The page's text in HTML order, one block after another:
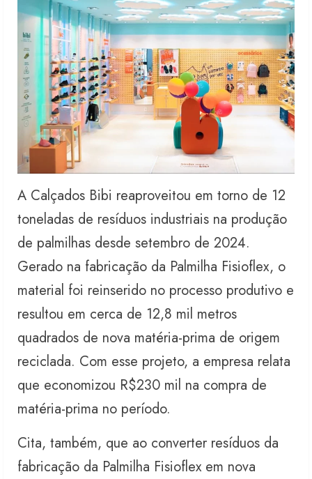
A Calçados Bibi reaproveitou em torno de 12
toneladas de resíduos industriais na produção
de palmilhas desde setembro de 2024.
Gerado na fabricação da Palmilha Fisioflex, o
material foi reinserido no processo produtivo e
resultou em cerca de 12,8 mil metros
quadrados de nova matéria-prima de origem
reciclada. Com esse projeto, a empresa relata
que economizou R$230 mil na compra de
matéria-prima no período.
Cita, também, que ao converter resíduos da
fabricação da Palmilha Fisioflex em nova